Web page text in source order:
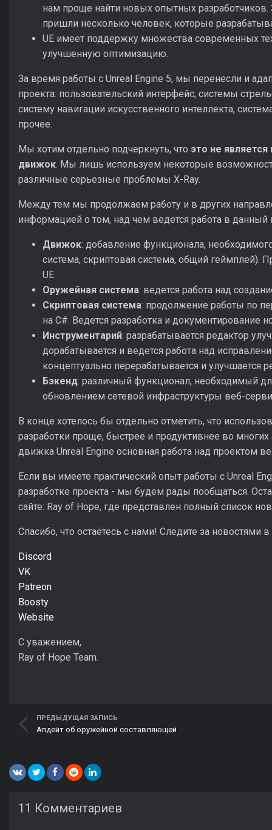
нам проще найти новых опытных
пришли несколько человек, которые
UE имеет поддержку множества современных
улучшенную оптимизацию.
За время работы с Unreal Engine 5, мы перенесли и
проекта: пользовательский интерфейс, системы
систему навигации искусственного интеллекта,
прочее.
Мы хотим отдельно подчеркнуть, что это не
движок. Мы лишь используем некоторые
различные серьезные проблемы X-Ray.
Между тем мы продолжаем работу и в других
информацией о том, над чем ведется работа в данный
Движок: добавление функционала,
система, скриптовая система, общий геймплей).
UE.
Оружейная система: ведется работа над
Скриптовая система: продолжение работы по
на C#. Ведется разработка и документирование
Инструментарий: разрабатывается редактор
дорабатывается и ведется работа над
концептуально перерабатывается и улучшается
Бэкенд: различный функционал, необходимый
обновлением сетевой инфраструктуры веб-
В конце хотелось бы отдельно отметить, что
разработки проще, быстрее и продуктивнее во многих
движка Unreal Engine основная работа над проектом
Если вы имеете практический опыт работы c Unreal
разработке проекта - мы будем рады пообщаться.
сайте: Ray of Hope, где представлен полный список
Спасибо, что остаётесь с нами! Следите за новостями
Discord
VK
Patreon
Boosty
Website
С уважением,
Ray of Hope Team.
ПРЕДЫДУЩАЯ ЗАПИСЬ
Апдейт об оружейной составляющей
11 Комментариев